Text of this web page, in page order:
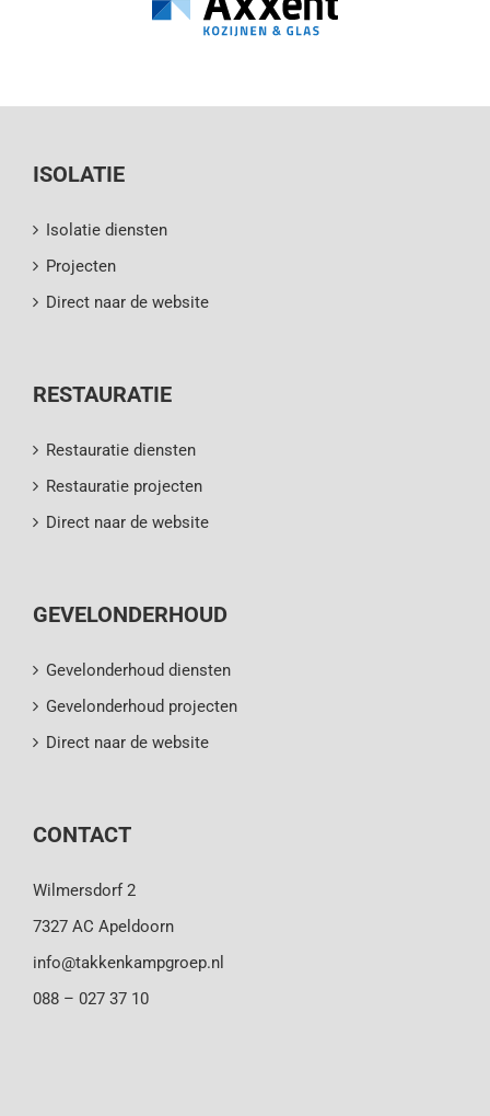
ISOLATIE
Isolatie diensten
Projecten
Direct naar de website
RESTAURATIE
Restauratie diensten
Restauratie projecten
Direct naar de website
GEVELONDERHOUD
Gevelonderhoud diensten
Gevelonderhoud projecten
Direct naar de website
CONTACT
Wilmersdorf 2
7327 AC Apeldoorn
info@takkenkampgroep.nl
088 – 027 37 10